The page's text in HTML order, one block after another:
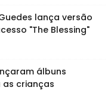
lança versão
"The Blessing"
álbuns
crianças